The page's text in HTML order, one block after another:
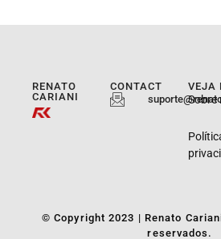
RENATO
CARIANI
CONTACT
VEJA
Sobre
© Copyright 2023 | Renato
reservados.